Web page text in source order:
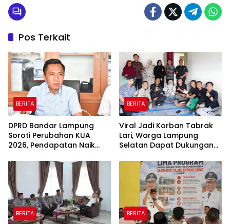
Pos Terkait
BERITA
DPRD Bandar Lampung
Soroti Perubahan KUA
2026, Pendapatan Naik
Dipangkas
BERITA
Viral Jadi Korban Tabrak
Lari, Warga Lampung
Selatan Dapat Dukungan
Influencer
BERITA BERITA